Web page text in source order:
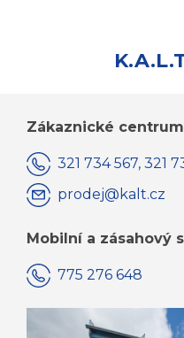
Zákaznické centrum
321 734 567, 321
prodej@kalt.cz
Mobilní a zásahový
775 276 648
KOMPLETNÍ